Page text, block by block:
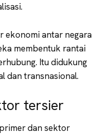
ekonomi antar negara
membentuk rantai
Itu didukung
dan transnasional.
tersier
dan sektor